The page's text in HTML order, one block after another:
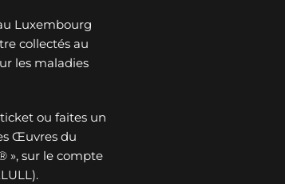
Luxembourg
collectés au
les maladies
ou faites un
Œuvres du
», sur le compte